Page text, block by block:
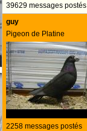
39629 messages postés
guy
Pigeon de Platine
2258 messages postés